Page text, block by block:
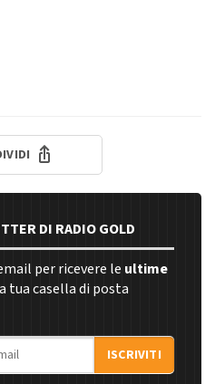
DI RADIO GOLD
per ricevere le ultime
casella di posta
ISCRIVITI